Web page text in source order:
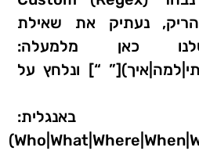
נעתיק את שאילת
כאן מלמעלה:
“] ונלחץ על
^(Who|What|Where|When|Why|How)